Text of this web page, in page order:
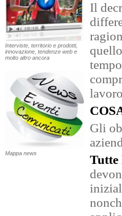
Interviste, territorio e prodotti,
innovazione, tendenze web e
molto altro ancora
Mappa news
Il
Gli
Tutte